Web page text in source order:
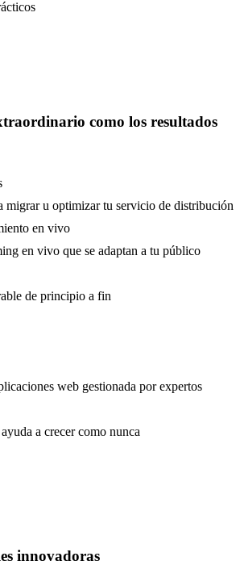
como los resultados
migrar u optimizar tu servicio de distribución
en vivo
en vivo que se adaptan a tu público
de principio a fin
web gestionada por expertos
a crecer como nunca
innovadoras